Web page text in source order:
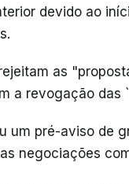
devido ao
as
a revogação das
um pré-aviso de
negociações